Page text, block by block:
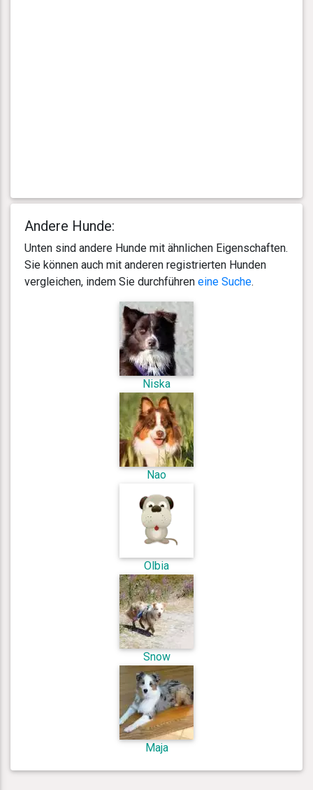
Andere Hunde:
Unten sind andere Hunde mit ähnlichen Eigenschaften.
Sie können auch mit anderen registrierten Hunden
vergleichen, indem Sie durchführen eine Suche.
Niska
Nao
Olbia
Snow
Maja